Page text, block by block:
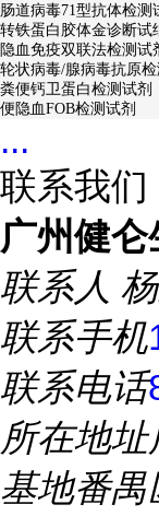
肠道病毒71型抗体检测
转铁蛋白胶体金诊断试
隐血免疫双联法检测试
轮状病毒/腺病毒抗原检
粪便钙卫蛋白检测试剂
便隐血FOB检测试剂
...
联系我们
广州健仑
联系人
联系手机
联系电话
所在地址
基地番